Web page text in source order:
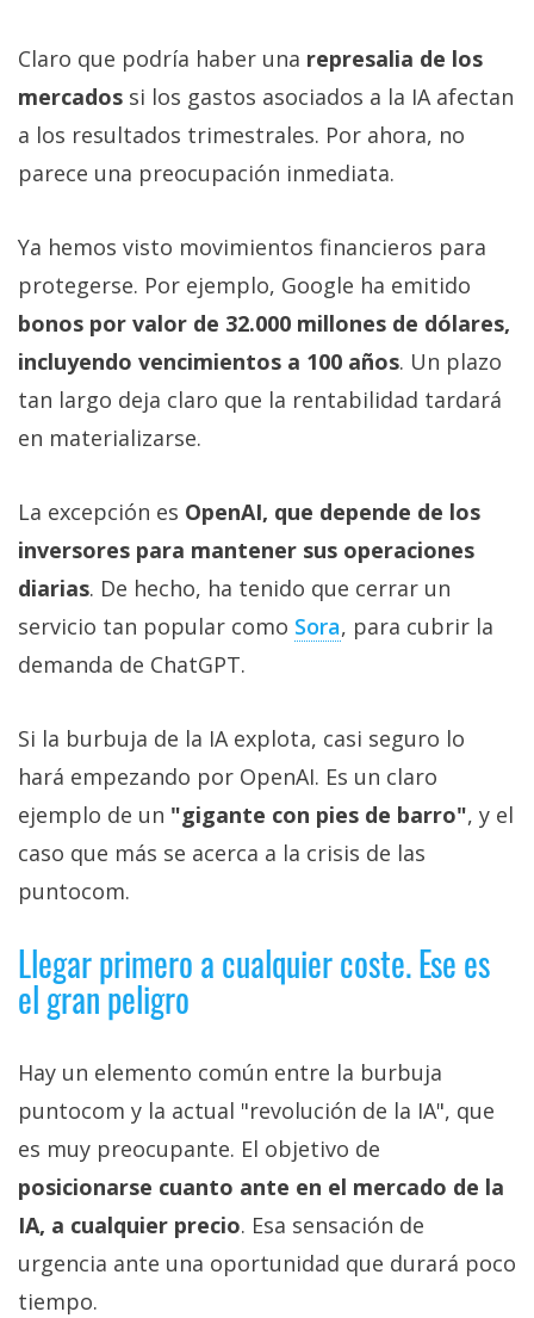
Claro que podría haber una represalia de los
mercados si los gastos asociados a la IA afectan
a los resultados trimestrales. Por ahora, no
parece una preocupación inmediata.
Ya hemos visto movimientos financieros para
protegerse. Por ejemplo, Google ha emitido
bonos por valor de 32.000 millones de dólares,
incluyendo vencimientos a 100 años. Un plazo
tan largo deja claro que la rentabilidad tardará
en materializarse.
La excepción es OpenAI, que depende de los
inversores para mantener sus operaciones
diarias. De hecho, ha tenido que cerrar un
servicio tan popular como Sora‎, para cubrir la
demanda de ChatGPT.
Si la burbuja de la IA explota, casi seguro lo
hará empezando por OpenAI. Es un claro
ejemplo de un "gigante con pies de barro", y el
caso que más se acerca a la crisis de las
puntocom.
Llegar primero a cualquier coste. Ese es
el gran peligro
Hay un elemento común entre la burbuja
puntocom y la actual "revolución de la IA", que
es muy preocupante. El objetivo de
posicionarse cuanto ante en el mercado de la
IA, a cualquier precio. Esa sensación de
urgencia ante una oportunidad que durará poco
tiempo.